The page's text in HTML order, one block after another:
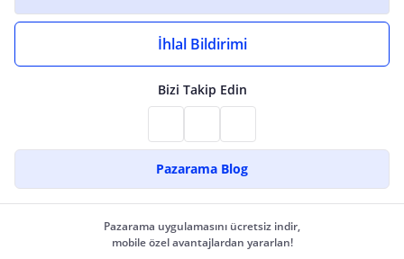
İhlal Bildirimi
Bizi Takip Edin
Pazarama Blog
Pazarama uygulamasını ücretsiz indir,
mobile özel avantajlardan yararlan!